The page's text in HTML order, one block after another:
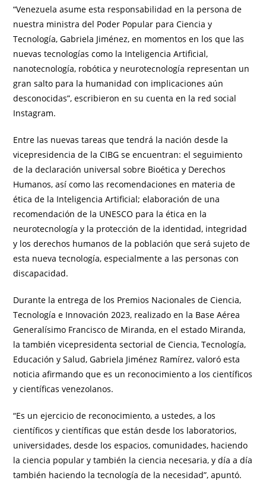
“Venezuela asume esta responsabilidad en la persona de
nuestra ministra del Poder Popular para Ciencia y
Tecnología, Gabriela Jiménez, en momentos en los que las
nuevas tecnologías como la Inteligencia Artificial,
nanotecnología, robótica y neurotecnología representan un
gran salto para la humanidad con implicaciones aún
desconocidas”, escribieron en su cuenta en la red social
Instagram.
Entre las nuevas tareas que tendrá la nación desde la
vicepresidencia de la CIBG se encuentran: el seguimiento
de la declaración universal sobre Bioética y Derechos
Humanos, así como las recomendaciones en materia de
ética de la Inteligencia Artificial; elaboración de una
recomendación de la UNESCO para la ética en la
neurotecnología y la protección de la identidad, integridad
y los derechos humanos de la población que será sujeto de
esta nueva tecnología, especialmente a las personas con
discapacidad.
Durante la entrega de los Premios Nacionales de Ciencia,
Tecnología e Innovación 2023, realizado en la Base Aérea
Generalísimo Francisco de Miranda, en el estado Miranda,
la también vicepresidenta sectorial de Ciencia, Tecnología,
Educación y Salud, Gabriela Jiménez Ramírez, valoró esta
noticia afirmando que es un reconocimiento a los científicos
y científicas venezolanos.
“Es un ejercicio de reconocimiento, a ustedes, a los
científicos y científicas que están desde los laboratorios,
universidades, desde los espacios, comunidades, haciendo
la ciencia popular y también la ciencia necesaria, y día a día
también haciendo la tecnología de la necesidad”, apuntó.